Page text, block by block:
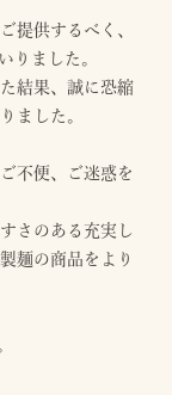
提供するべく、
りました。
結果、誠に恐縮
ました。
不便、ご迷惑を
さのある充実し
麺の商品をより